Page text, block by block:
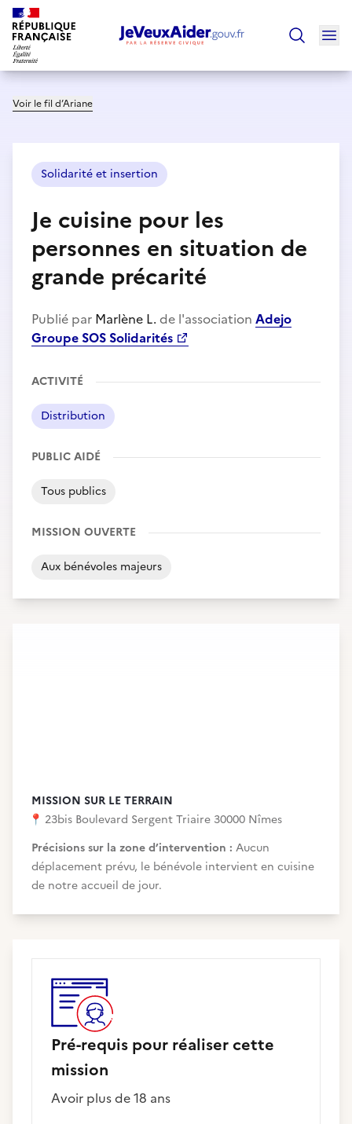
Voir le fil d’Ariane
Solidarité et insertion
Je cuisine pour les
personnes en situation de
grande précarité
Publié par Marlène L. de l'association Adejo
Groupe SOS Solidarités
ACTIVITÉ
Distribution
PUBLIC AIDÉ
Tous publics
MISSION OUVERTE
Aux bénévoles majeurs
MISSION SUR LE TERRAIN
📍 23bis Boulevard Sergent Triaire 30000 Nîmes
Précisions sur la zone d’intervention : Aucun
déplacement prévu, le bénévole intervient en cuisine
de notre accueil de jour.
Pré-requis pour réaliser cette
mission
Avoir plus de 18 ans